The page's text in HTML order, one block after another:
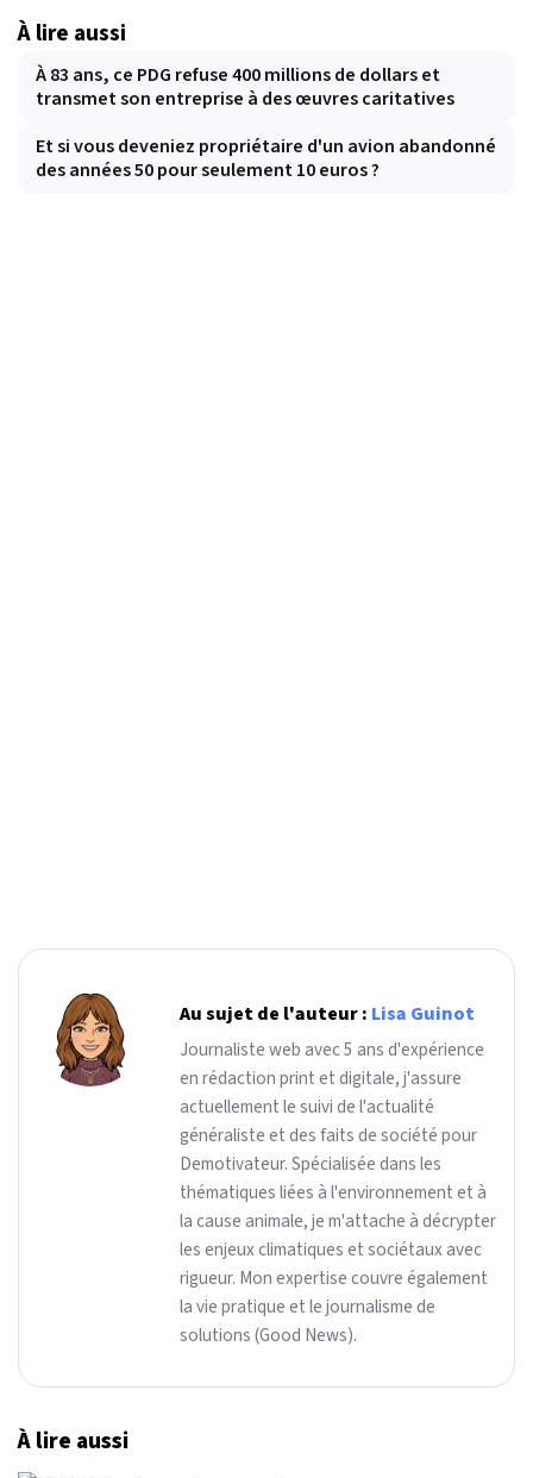
À lire aussi
À 83 ans, ce PDG refuse 400 millions de dollars et
transmet son entreprise à des œuvres caritatives
Et si vous deveniez propriétaire d'un avion abandonné
des années 50 pour seulement 10 euros ?
Au sujet de l'auteur : Lisa Guinot
Journaliste web avec 5 ans d'expérience
en rédaction print et digitale, j'assure
actuellement le suivi de l'actualité
généraliste et des faits de société pour
Demotivateur. Spécialisée dans les
thématiques liées à l'environnement et à
la cause animale, je m'attache à décrypter
les enjeux climatiques et sociétaux avec
rigueur. Mon expertise couvre également
la vie pratique et le journalisme de
solutions (Good News).
À lire aussi